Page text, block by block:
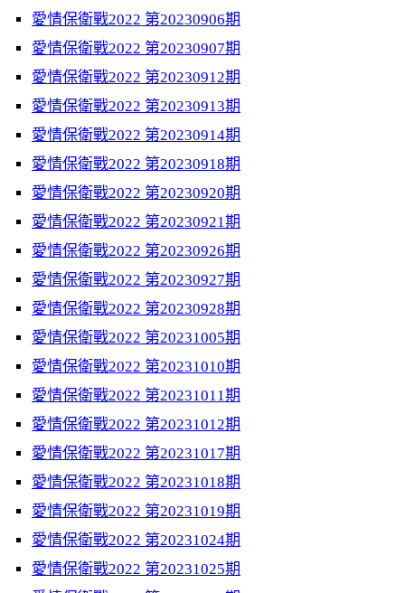
愛情保衛戰2022 第20230906期
愛情保衛戰2022 第20230907期
愛情保衛戰2022 第20230912期
愛情保衛戰2022 第20230913期
愛情保衛戰2022 第20230914期
愛情保衛戰2022 第20230918期
愛情保衛戰2022 第20230920期
愛情保衛戰2022 第20230921期
愛情保衛戰2022 第20230926期
愛情保衛戰2022 第20230927期
愛情保衛戰2022 第20230928期
愛情保衛戰2022 第20231005期
愛情保衛戰2022 第20231010期
愛情保衛戰2022 第20231011期
愛情保衛戰2022 第20231012期
愛情保衛戰2022 第20231017期
愛情保衛戰2022 第20231018期
愛情保衛戰2022 第20231019期
愛情保衛戰2022 第20231024期
愛情保衛戰2022 第20231025期